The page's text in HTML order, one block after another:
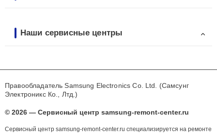
Наши сервисные центры
Правообладатель Samsung Electronics Co. Ltd. (Самсунг
Электроникс Ко., Лтд.)
© 2026 — Сервисный центр samsung-remont-center.ru
Сервисный центр samsung-remont-center.ru специализируется на ремонте